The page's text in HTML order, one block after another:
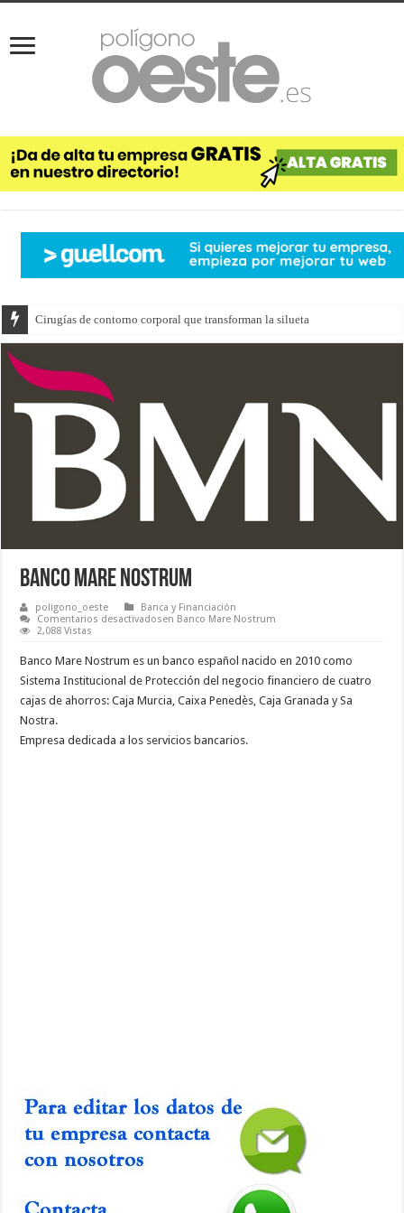
Cirugías de contorno corporal que transforman la silueta
Banco Mare Nostrum
poligono_oeste
Banca y Financiación
Comentarios desactivadosen Banco Mare Nostrum
2,088 Vistas
Banco Mare Nostrum es un banco español nacido en 2010 como
Sistema Institucional de Protección del negocio financiero de cuatro
cajas de ahorros: Caja Murcia, Caixa Penedès, Caja Granada y Sa
Nostra.
Empresa dedicada a los servicios bancarios.